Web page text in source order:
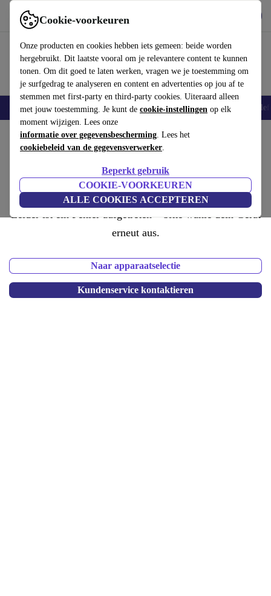
Cookie-voorkeuren
Onze producten en cookies hebben iets gemeen: beide worden
hergebruikt. Dit laatste vooral om je relevantere content te kunnen
tonen. Om dit goed te laten werken, vragen we je toestemming om
je surfgedrag te analyseren en content en advertenties op jou af te
stemmen met first-party en third-party cookies. Uiteraard alleen
met jouw toestemming. Je kunt de cookie-instellingen op elk
moment wijzigen. Lees onze
informatie over gegevensbescherming. Lees het
cookiebeleid van de gegevensverwerker.
Beperkt gebruik
COOKIE-VOORKEUREN
ALLE COOKIES ACCEPTEREN
Gebruik refurbed snel en eenvoudig
Smartphones Laptops Tablets Smartwatches Accessoires
Leider ist ein Fehler aufgetreten – bitte wähle dein Gerät
erneut aus.
Naar apparaatselectie
Kundenservice kontaktieren